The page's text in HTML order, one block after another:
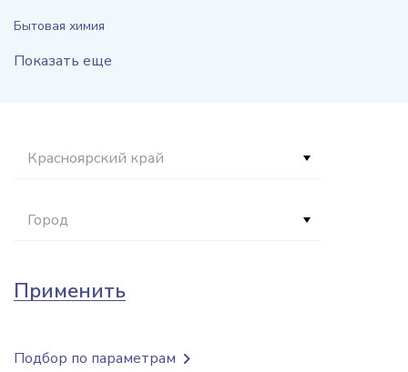
Бытовая химия
Показать еще
Красноярский край
Город
Применить
Подбор по параметрам